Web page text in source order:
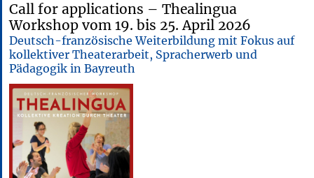
Call for applications – Thealingua
Workshop vom 19. bis 25. April 2026
Deutsch-französische Weiterbildung mit Fokus auf
kollektiver Theaterarbeit, Spracherwerb und
Pädagogik in Bayreuth